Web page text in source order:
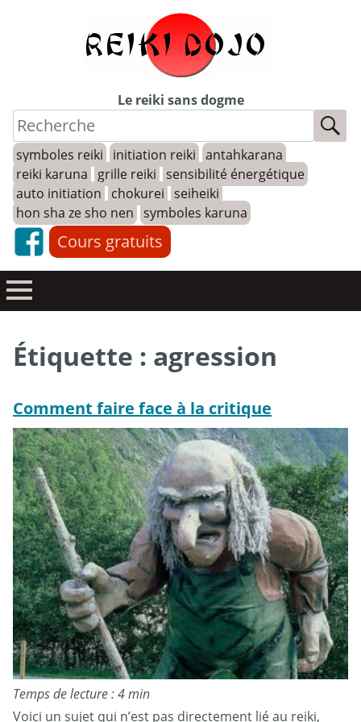
Le reiki sans dogme
symboles reiki initiation reiki antahkarana
reiki karuna
grille reiki sensibilité énergétique
auto initiation
chokurei seiheiki
hon sha ze sho nen symboles karuna
Cours gratuits
Étiquette : agression
Comment faire face à la critique
Temps de lecture : 4 min
Voici un sujet qui n’est pas directement lié au reiki,